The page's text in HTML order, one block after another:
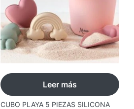
Leer más
CUBO PLAYA 5 PIEZAS SILICONA